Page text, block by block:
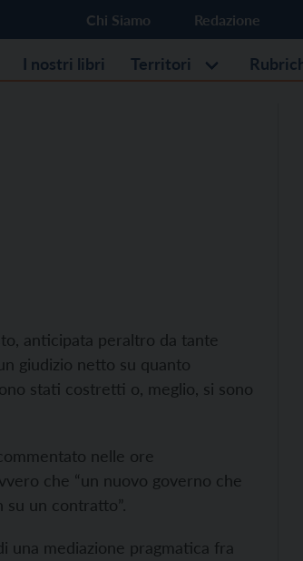
Chi Siamo Redazione
I nostri libri Territori
anticipata peraltro da tante
giudizio netto su quanto
stati costretti o, meglio, si sono
nelle ore
che “un nuovo governo che
un contratto”.
mediazione pragmatica fra